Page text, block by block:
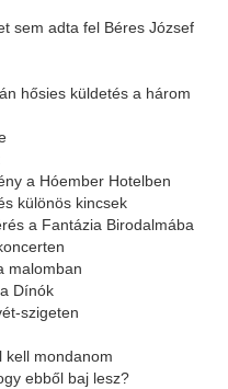
sem adta fel Béres József
hősies küldetés a három
a Hóember Hotelben
különös kincsek
a Fantázia Birodalmába
malomban
Dínók
szigeten
kell mondanom
ebből baj lesz?